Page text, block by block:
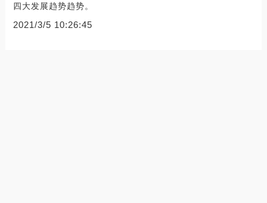
四大发展趋势趋势。
2021/3/5 10:26:45